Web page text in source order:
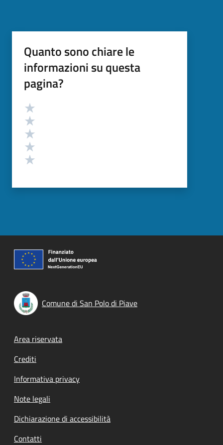
Quanto sono chiare le
informazioni su questa
pagina?
Valutazione
Comune di San Polo di Piave
Footer menu
Area riservata
Crediti
Informativa privacy
Note legali
Dichiarazione di accessibilità
Contatti